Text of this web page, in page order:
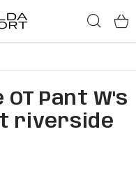
Pant W's
riverside